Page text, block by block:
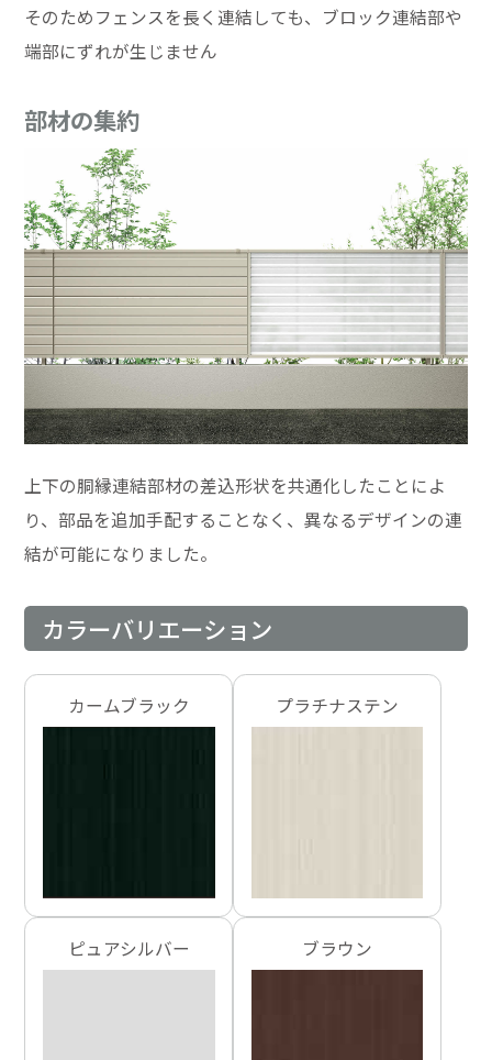
そのためフェンスを長く連結しても、ブロック連結部や
端部にずれが生じません
部材の集約
上下の胴縁連結部材の差込形状を共通化したことによ
り、部品を追加手配することなく、異なるデザインの連
結が可能になりました。
カラーバリエーション
カームブラック プラチナステン
ピュアシルバー ブラウン